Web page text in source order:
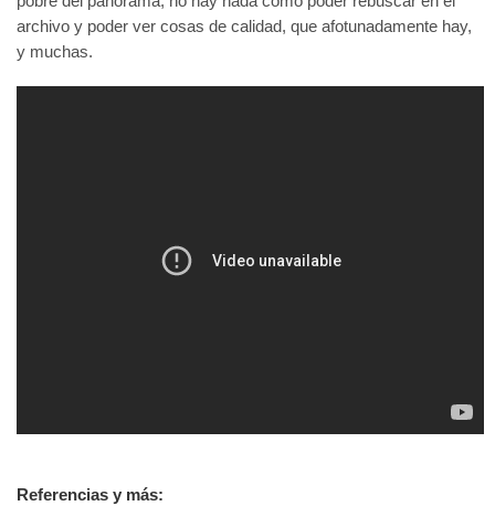
archivo y poder ver cosas de calidad, que afotunadamente hay,
y muchas.
Referencias y más: